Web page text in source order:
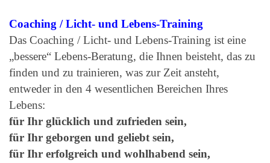
Coaching / Licht- und Lebens-Training
Das Coaching / Licht- und Lebens-Training ist eine
„bessere“ Lebens-Beratung, die Ihnen beisteht, das zu
finden und zu trainieren, was zur Zeit ansteht,
entweder in den 4 wesentlichen Bereichen Ihres
Lebens:
für Ihr glücklich und zufrieden sein,
für Ihr geborgen und geliebt sein,
für Ihr erfolgreich und wohlhabend sein,